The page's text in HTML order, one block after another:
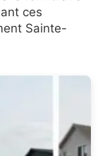
ces
Sainte-